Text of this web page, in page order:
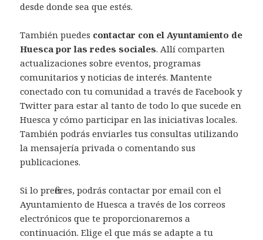
desde donde sea que estés.
También puedes contactar con el Ayuntamiento de
Huesca por las redes sociales. Allí comparten
actualizaciones sobre eventos, programas
comunitarios y noticias de interés. Mantente
conectado con tu comunidad a través de Facebook y
Twitter para estar al tanto de todo lo que sucede en
Huesca y cómo participar en las iniciativas locales.
También podrás enviarles tus consultas utilizando
la mensajería privada o comentando sus
publicaciones.
Si lo prefieres, podrás contactar por email con el
Ayuntamiento de Huesca a través de los correos
electrónicos que te proporcionaremos a
continuación. Elige el que más se adapte a tu